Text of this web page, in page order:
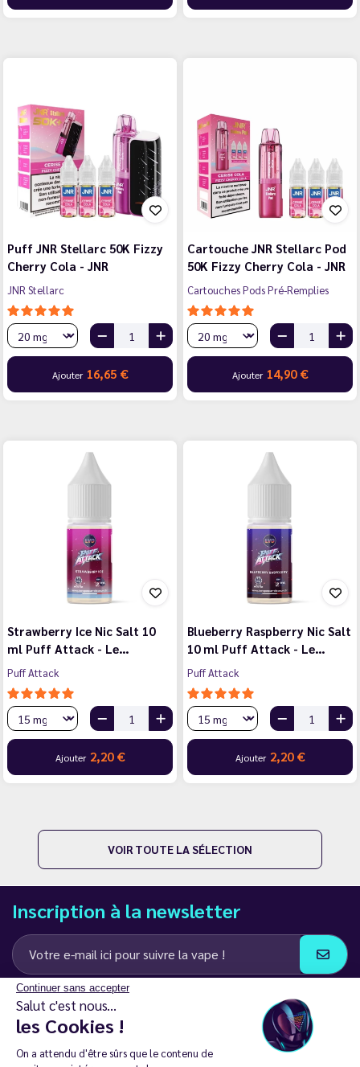
Continuer sans accepter
Salut c'est nous...
les Cookies !
On a attendu d'être sûrs que le contenu de
Puff JNR Stellarc 50K Fizzy
Cherry Cola - JNR
JNR Stellarc
Ajouter 16,65 €
Cartouche JNR Stellarc Pod
50K Fizzy Cherry Cola - JNR
Cartouches Pods Pré-Remplies
Ajouter 14,90 €
Strawberry Ice Nic Salt 10
ml Puff Attack - Le…
Puff Attack
Ajouter 2,20 €
Blueberry Raspberry Nic Salt
10 ml Puff Attack - Le…
Puff Attack
Ajouter 2,20 €
VOIR TOUTE LA SÉLECTION
Inscription à la newsletter
J’accepte de recevoir des communications e-mail et SMS de la part de
LD Groupe
Restez en contact